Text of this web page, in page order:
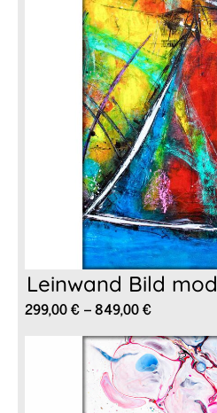
Leinwand Bild
299,00€–849,00€
bis
849,00 €